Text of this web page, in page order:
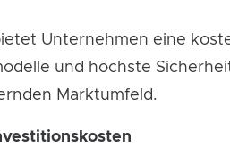
Unternehmen eine
und höchste
Marktumfeld.